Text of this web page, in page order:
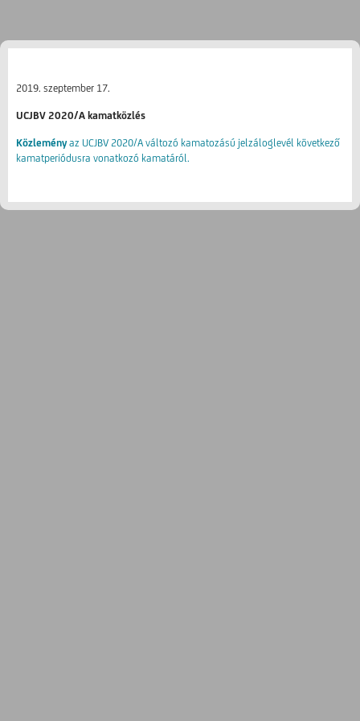
2019. szeptember 17.
UCJBV 2020/A kamatközlés
Közleményaz UCJBV 2020/A változó kamatozású jelzáloglevél következő
kamatperiódusra vonatkozó kamatáról.